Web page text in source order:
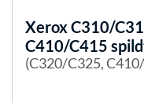
XeroxC310/
C410/C415
(C320/C325,